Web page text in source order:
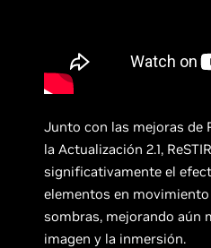
Junto con las mejoras de
la Actualización 2.1,
significativamente el
elementos en
sombras, mejorando aún
imagen y la inmersión.